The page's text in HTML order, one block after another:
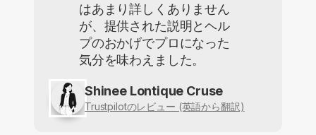
はあまり詳しくありません
が、提供された説明とヘル
プのおかげでプロになった
気分を味わえました。
Shinee Lontique Cruse
Trustpilotのレビュー (英語から翻訳)